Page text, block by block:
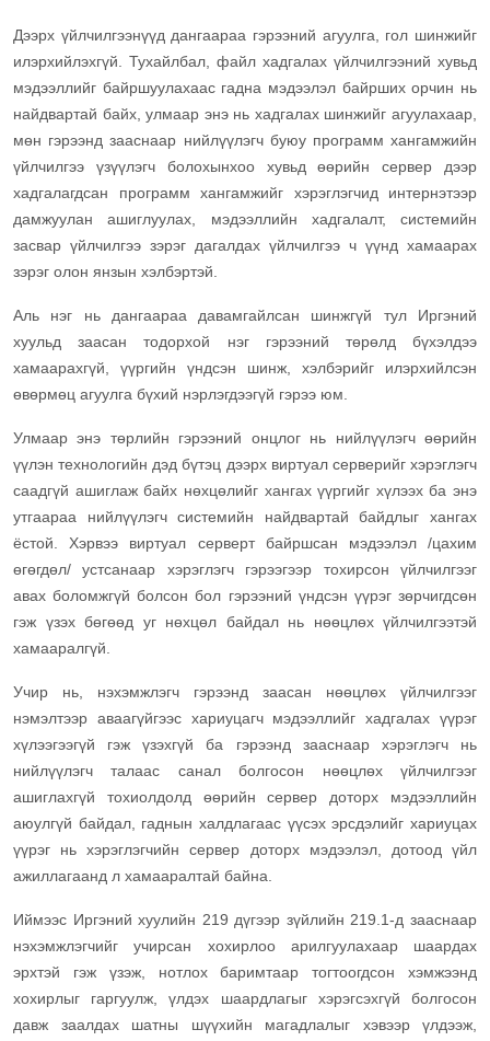
Дээрх үйлчилгээнүүд дангаараа гэрээний агуулга, гол шинжийг
илэрхийлэхгүй. Тухайлбал, файл хадгалах үйлчилгээний хувьд
мэдээллийг байршуулахаас гадна мэдээлэл байрших орчин нь
найдвартай байх, улмаар энэ нь хадгалах шинжийг агуулахаар,
мөн гэрээнд зааснаар нийлүүлэгч буюу программ хангамжийн
үйлчилгээ үзүүлэгч болохынхоо хувьд өөрийн сервер дээр
хадгалагдсан программ хангамжийг хэрэглэгчид интернэтээр
дамжуулан ашиглуулах, мэдээллийн хадгалалт, системийн
засвар үйлчилгээ зэрэг дагалдах үйлчилгээ ч үүнд хамаарах
зэрэг олон янзын хэлбэртэй.
Аль нэг нь дангаараа давамгайлсан шинжгүй тул Иргэний
хуульд заасан тодорхой нэг гэрээний төрөлд бүхэлдээ
хамаарахгүй, үүргийн үндсэн шинж, хэлбэрийг илэрхийлсэн
өвөрмөц агуулга бүхий нэрлэгдээгүй гэрээ юм.
Улмаар энэ төрлийн гэрээний онцлог нь нийлүүлэгч өөрийн
үүлэн технологийн дэд бүтэц дээрх виртуал серверийг хэрэглэгч
саадгүй ашиглаж байх нөхцөлийг хангах үүргийг хүлээх ба энэ
утгаараа нийлүүлэгч системийн найдвартай байдлыг хангах
ёстой. Хэрвээ виртуал серверт байршсан мэдээлэл /цахим
өгөгдөл/ устсанаар хэрэглэгч гэрээгээр тохирсон үйлчилгээг
авах боломжгүй болсон бол гэрээний үндсэн үүрэг зөрчигдсөн
гэж үзэх бөгөөд уг нөхцөл байдал нь нөөцлөх үйлчилгээтэй
хамааралгүй.
Учир нь, нэхэмжлэгч гэрээнд заасан нөөцлөх үйлчилгээг
нэмэлтээр аваагүйгээс хариуцагч мэдээллийг хадгалах үүрэг
хүлээгээгүй гэж үзэхгүй ба гэрээнд зааснаар хэрэглэгч нь
нийлүүлэгч талаас санал болгосон нөөцлөх үйлчилгээг
ашиглахгүй тохиолдолд өөрийн сервер доторх мэдээллийн
аюулгүй байдал, гаднын халдлагаас үүсэх эрсдэлийг хариуцах
үүрэг нь хэрэглэгчийн сервер доторх мэдээлэл, дотоод үйл
ажиллагаанд л хамааралтай байна.
Иймээс Иргэний хуулийн 219 дүгээр зүйлийн 219.1-д зааснаар
нэхэмжлэгчийг учирсан хохирлоо арилгуулахаар шаардах
эрхтэй гэж үзэж, нотлох баримтаар тогтоогдсон хэмжээнд
хохирлыг гаргуулж, үлдэх шаардлагыг хэрэгсэхгүй болгосон
давж заалдах шатны шүүхийн магадлалыг хэвээр үлдээж,